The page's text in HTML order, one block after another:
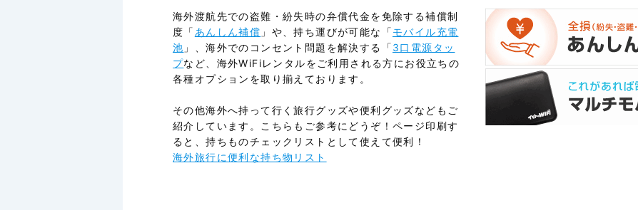
海外渡航先での盗難・紛失時の弁償代金を免除する補償制
度「 あんしん補償 」や、持ち運びが可能な「モバイル充電
池 」、海外でのコンセント問題を解決する「3口電源タッ
プなど、海外WiFiレンタルをご利用される方にお役立ちの
各種オプションを取り揃えております。
その他海外へ持って行く旅行グッズや便利グッズなどもご
紹介しています。こちらもご参考にどうぞ！ページ印刷す
ると、持ちものチェックリストとして使えて便利！
海外旅行に便利な持ち物リスト